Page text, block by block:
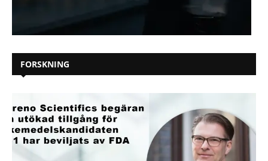
FORSKNING